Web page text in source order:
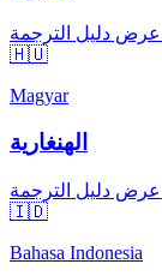
🇭🇺
Magyar
الهنغارية
🇮🇩
Bahasa Indonesia